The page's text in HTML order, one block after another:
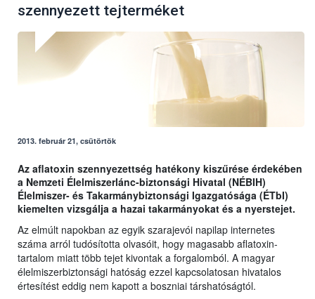
szennyezett tejterméket
2013. február 21, csütörtök
Az aflatoxin szennyezettség hatékony kiszűrése érdekében
a Nemzeti Élelmiszerlánc-biztonsági Hivatal (NÉBIH)
Élelmiszer- és Takarmánybiztonsági Igazgatósága (ÉTbI)
kiemelten vizsgálja a hazai takarmányokat és a nyerstejet.
Az elmúlt napokban az egyik szarajevói napilap internetes
száma arról tudósította olvasóit, hogy magasabb aflatoxin-
tartalom miatt több tejet kivontak a forgalomból. A magyar
élelmiszerbiztonsági hatóság ezzel kapcsolatosan hivatalos
értesítést eddig nem kapott a boszniai társhatóságtól.